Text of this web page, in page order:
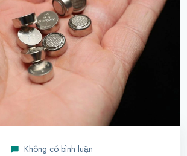
Không có bình luận